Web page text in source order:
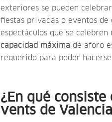
exteriores se pueden
fiestas privadas o eventos de
espectáculos que se
capacidad máxima de aforo
requerido para poder
¿En qué
vents de